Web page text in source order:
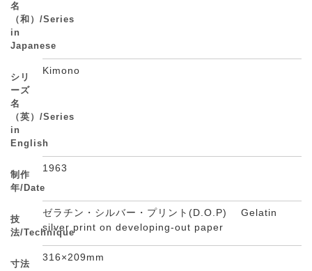
名
（和）/Series
in
Japanese
シリ
ーズ
名
（英）/Series
in
English
Kimono
制作
年/Date
1963
技
法/Technique
ゼラチン・シルバー・プリント(D.O.P) Gelatin
silver print on developing-out paper
寸法
316×209mm